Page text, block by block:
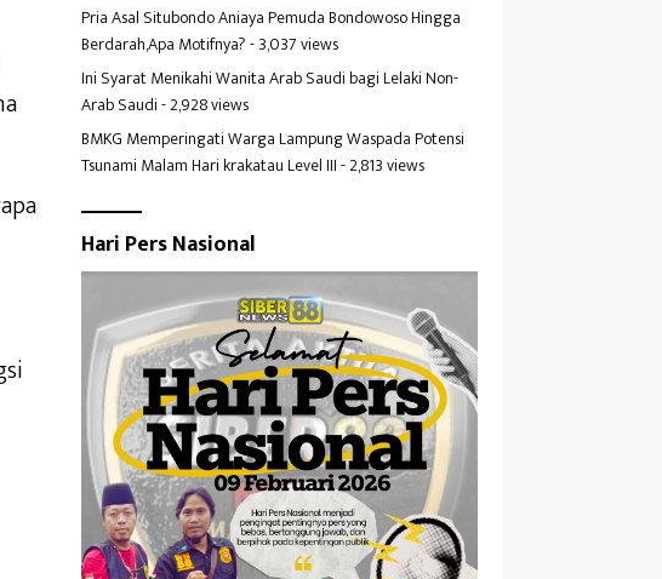
Pria Asal Situbondo Aniaya Pemuda Bondowoso Hingga
Berdarah,Apa Motifnya?- 3,037 views
Ini Syarat Menikahi Wanita Arab Saudi bagi Lelaki Non-
Arab Saudi- 2,928 views
BMKG Memperingati Warga Lampung Waspada Potensi
Tsunami Malam Hari krakatau Level III- 2,813 views
Hari Pers Nasional